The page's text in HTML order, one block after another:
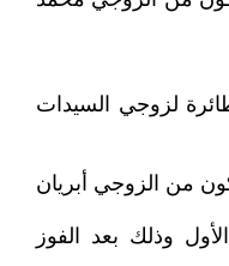
لزوجي السيدات
من الزوجي أبريان
وذلك بعد الفوز